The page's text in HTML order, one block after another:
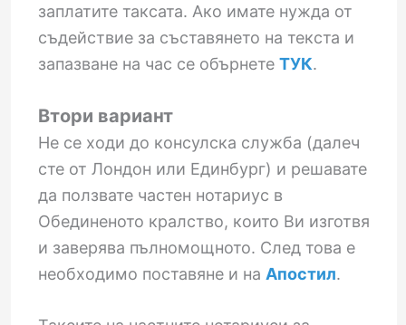
заплатите таксата. Ако имате нужда от
съдействие за съставянето на текста и
запазване на час се обърнете ТУК.
Втори вариант
Не се ходи до консулска служба (далеч
сте от Лондон или Единбург) и решавате
да ползвате частен нотариус в
Обединеното кралство, които Ви изготвя
и заверява пълномощното. След това е
необходимо поставяне и на Апостил.